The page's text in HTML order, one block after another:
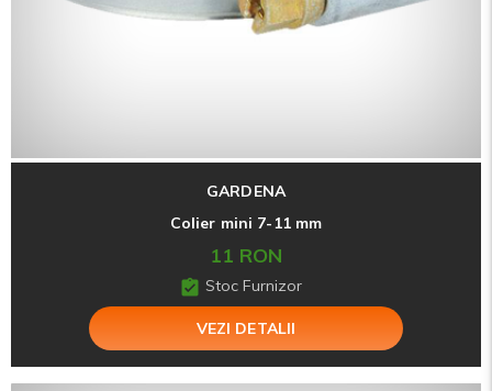
GARDENA
Colier mini 7-11 mm
11 RON
Stoc Furnizor
VEZI DETALII